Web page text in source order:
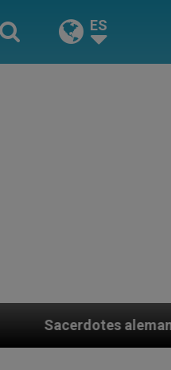
ES
fieles al Papa